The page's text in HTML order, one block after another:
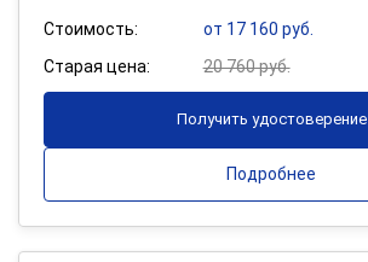
Стоимость:
от 17 160 руб.
Старая цена:
20 760 руб.
Получить удостоверение
Подробнее